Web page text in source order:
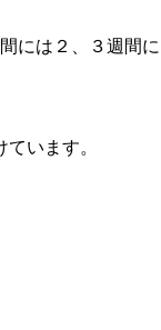
には２、３週間
います。